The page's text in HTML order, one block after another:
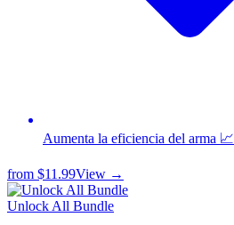
Aumenta la eficiencia del arma 📈
from $11.99View →
Unlock All Bundle